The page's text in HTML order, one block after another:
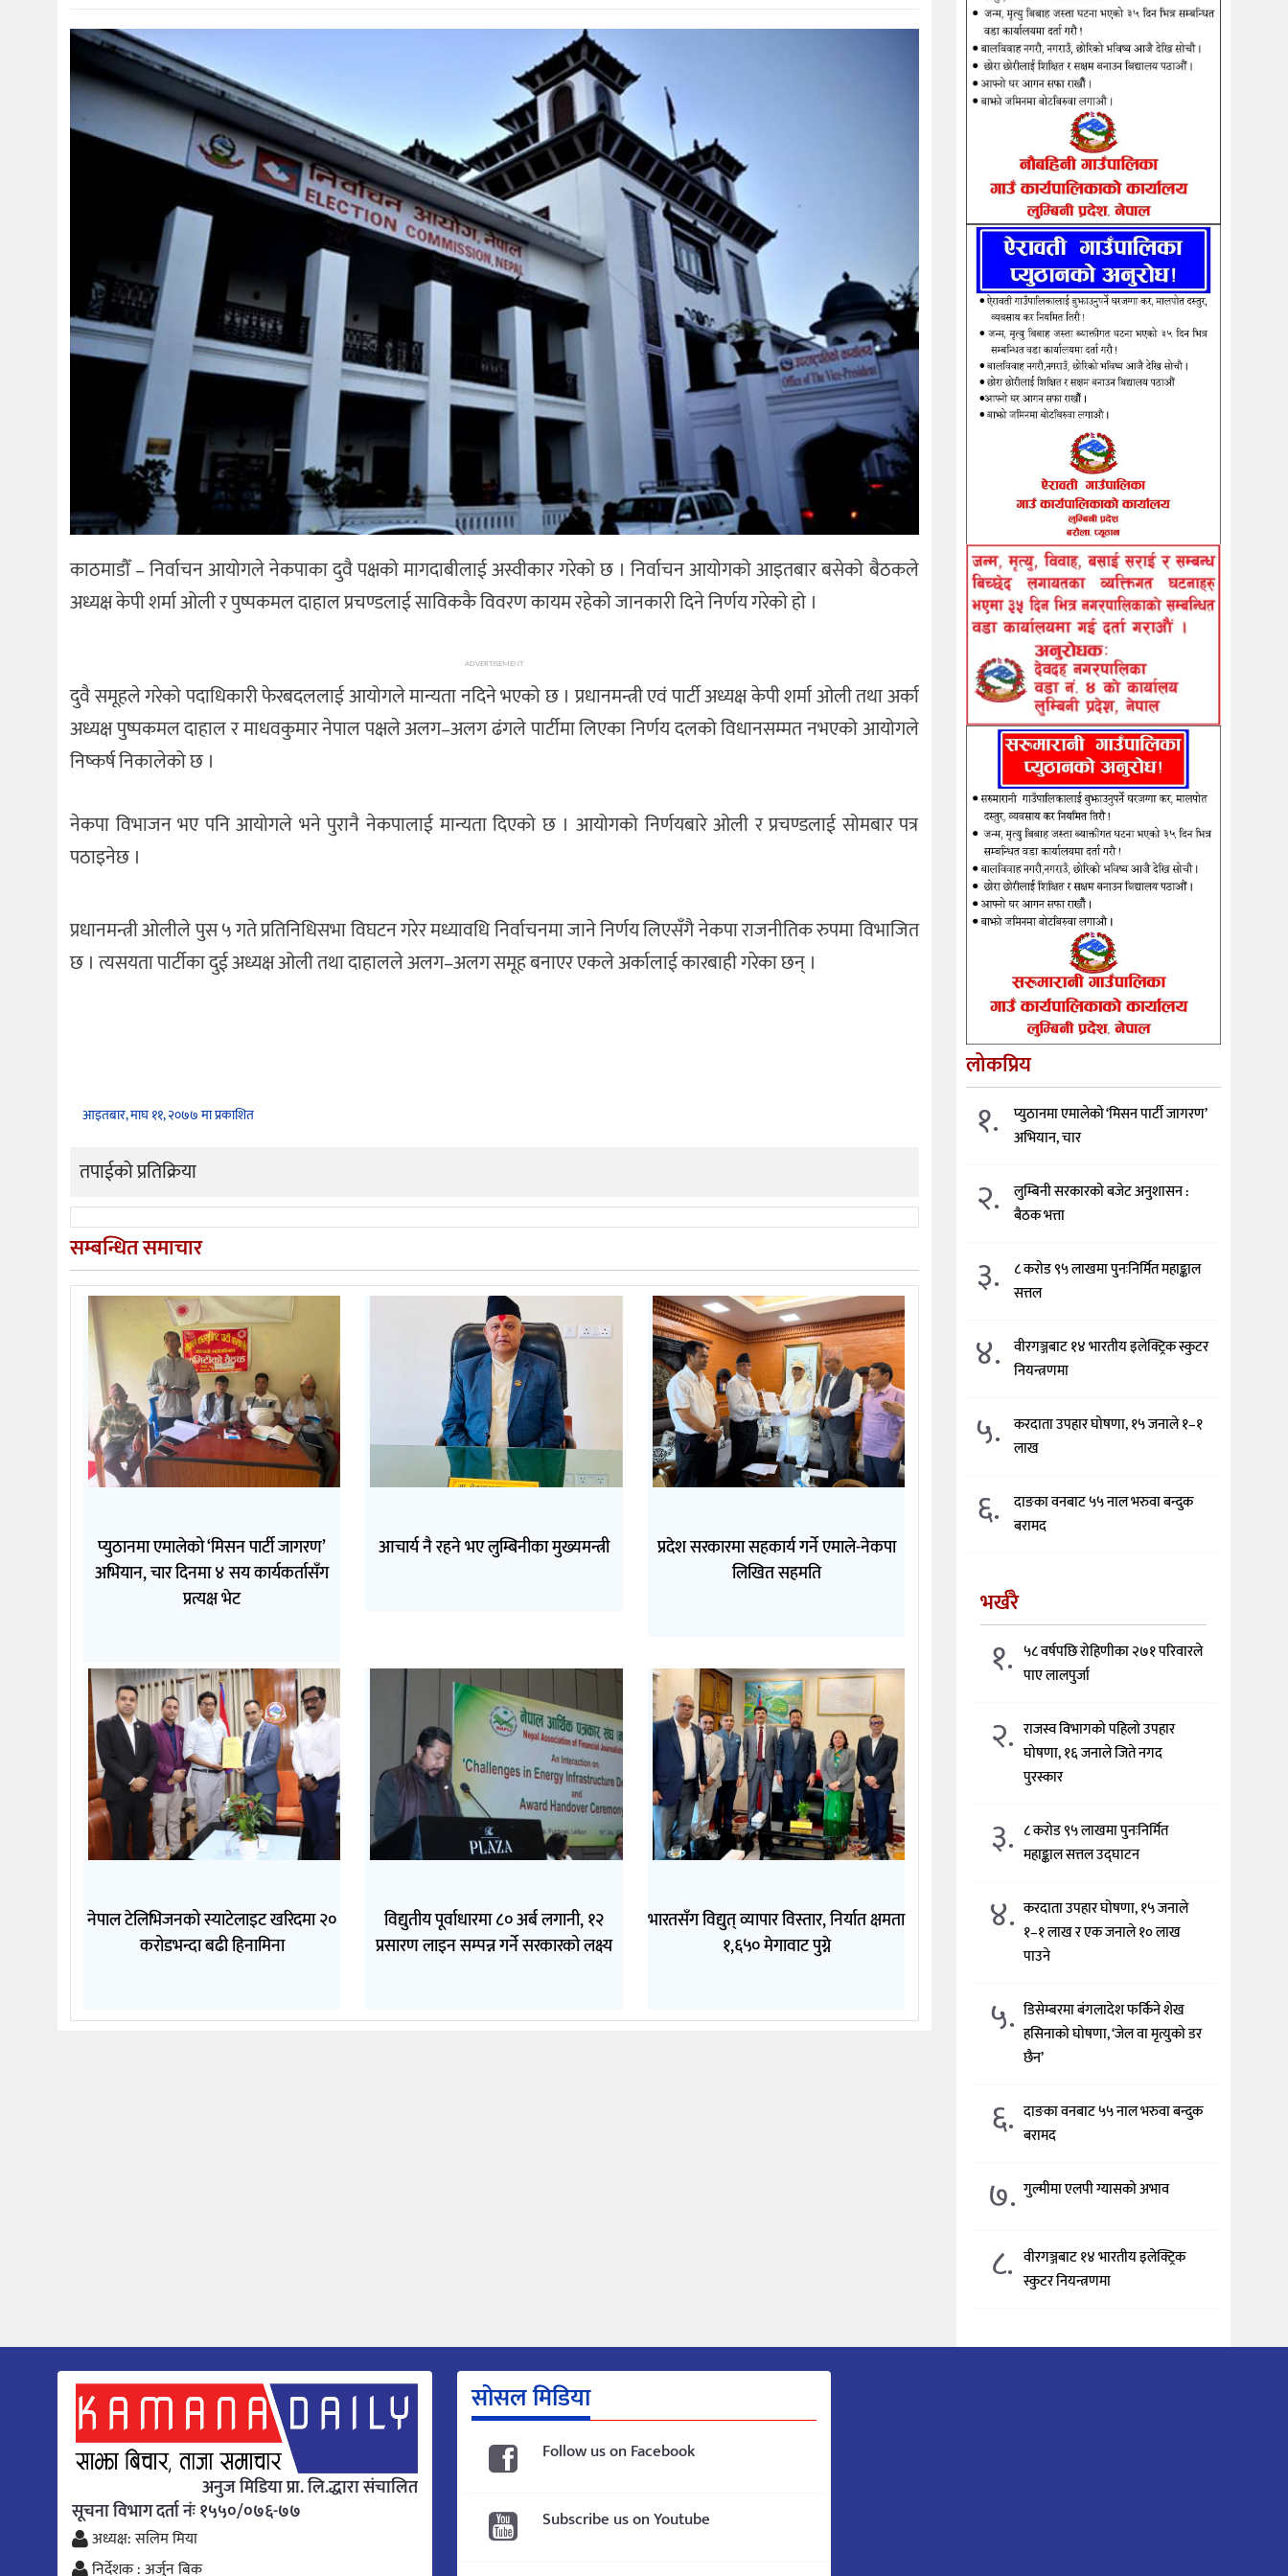
काठमाडौँ – निर्वाचन आयोगले नेकपाका दुवै पक्षको मागदाबीलाई अस्वीकार गरेको छ । निर्वाचन आयोगको आइतबार बसेको बैठकले
अध्यक्ष केपी शर्मा ओली र पुष्पकमल दाहाल प्रचण्डलाई साविककै विवरण कायम रहेको जानकारी दिने निर्णय गरेको हो ।
ADVERTISEMENT
दुवै समूहले गरेको पदाधिकारी फेरबदललाई आयोगले मान्यता नदिने भएको छ । प्रधानमन्त्री एवं पार्टी अध्यक्ष केपी शर्मा ओली तथा अर्का
अध्यक्ष पुष्पकमल दाहाल र माधवकुमार नेपाल पक्षले अलग–अलग ढंगले पार्टीमा लिएका निर्णय दलको विधानसम्मत नभएको आयोगले
निष्कर्ष निकालेको छ ।
नेकपा विभाजन भए पनि आयोगले भने पुरानै नेकपालाई मान्यता दिएको छ । आयोगको निर्णयबारे ओली र प्रचण्डलाई सोमबार पत्र
पठाइनेछ ।
प्रधानमन्त्री ओलीले पुस ५ गते प्रतिनिधिसभा विघटन गरेर मध्यावधि निर्वाचनमा जाने निर्णय लिएसँगै नेकपा राजनीतिक रुपमा विभाजित
छ । त्यसयता पार्टीका दुई अध्यक्ष ओली तथा दाहालले अलग–अलग समूह बनाएर एकले अर्कालाई कारबाही गरेका छन् ।
आइतबार, माघ ११, २०७७ मा प्रकाशित
तपाईको प्रतिक्रिया
सम्बन्धित समाचार
प्युठानमा एमालेको ‘मिसन पार्टी जागरण’
अभियान, चार दिनमा ४ सय कार्यकर्तासँग
प्रत्यक्ष भेट
आचार्य नै रहने भए लुम्बिनीका मुख्यमन्त्री
प्रदेश सरकारमा सहकार्य गर्ने एमाले-नेकपा
लिखित सहमति
नेपाल टेलिभिजनको स्याटेलाइट खरिदमा २०
करोडभन्दा बढी हिनामिना
विद्युतीय पूर्वाधारमा ८० अर्ब लगानी, १२
प्रसारण लाइन सम्पन्न गर्ने सरकारको लक्ष्य
भारतसँग विद्युत् व्यापार विस्तार, निर्यात क्षमता
१,६५० मेगावाट पुग्ने
लोकप्रिय
१.
प्युठानमा एमालेको ‘मिसन पार्टी जागरण’
अभियान, चार
२.
लुम्बिनी सरकारको बजेट अनुशासन :
बैठक भत्ता
३.
८ करोड ९५ लाखमा पुनःनिर्मित महाङ्काल
सत्तल
४.
वीरगञ्जबाट १४ भारतीय इलेक्ट्रिक स्कुटर
नियन्त्रणमा
५.
करदाता उपहार घोषणा, १५ जनाले १–१
लाख
६.
दाङका वनबाट ५५ नाल भरुवा बन्दुक
बरामद
भर्खरै
१. ५८ वर्षपछि रोहिणीका २७१ परिवारले
पाए लालपुर्जा
२. राजस्व विभागको पहिलो उपहार
घोषणा, १६ जनाले जिते नगद
पुरस्कार
३. ८ करोड ९५ लाखमा पुनःनिर्मित
महाङ्काल सत्तल उद्घाटन
४. करदाता उपहार घोषणा, १५ जनाले
१–१ लाख र एक जनाले १० लाख
पाउने
५. डिसेम्बरमा बंगलादेश फर्किने शेख
हसिनाको घोषणा, ‘जेल वा मृत्युको डर
छैन’
६. दाङका वनबाट ५५ नाल भरुवा बन्दुक
बरामद
७. गुल्मीमा एलपी ग्यासको अभाव
८. वीरगञ्जबाट १४ भारतीय इलेक्ट्रिक
स्कुटर नियन्त्रणमा
अनुज मिडिया प्रा. लि.द्धारा संचालित
सूचना विभाग दर्ता नंः १५५०/०७६-७७
अध्यक्ष: सलिम मिया
निर्देशक : अर्जुन बिक
सोसल मिडिया
Follow us on Facebook
Subscribe us on Youtube